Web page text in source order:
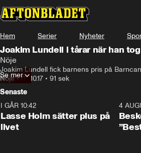
Hem Serier Nyheter
Joakim Lundell i tårar när han
Nöje
Joakim Lundell fick barnens pris på
Nöje•02.10.17 • 91 sek
Se mer
Senaste
I GÅR 10:42
Lasse Holm sätter plus på
livet
4